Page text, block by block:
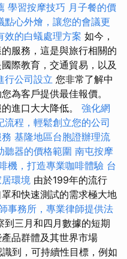
學習按摩技巧 月子餐的價
點心外燴，讓您的會議更
效的白蟻處理方案 如今，
服務，這是與旅行相關的
際教育，交通貿易，以及
行公司設立 您非常了解中
為客戶提供最佳報價。
進口大大降低。 強化網
流程，輕鬆創立您的公司
基隆地區台胞證辦理流
聽器的價格範圍 南屯按摩
機，打造專業咖啡體驗 台
環境 由於199年的流行
和快速測試的需求極大地
事務所，專業律師提供法
到三月和四月數據的短期
品群體及其世界市場
到，可持續性目標，例如